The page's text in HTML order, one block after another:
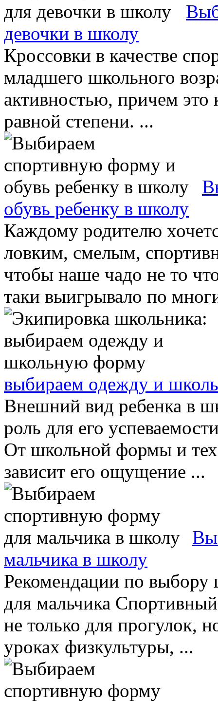
девочки в школу
Кроссовки в качестве
младшего школьного
активностью, причем это
равной степени. ...
обувь ребенку в школу
Каждому родителю
ловким, смелым,
чтобы наше чадо не то
таки выигрывало по
выбираем одежду и
Внешний вид ребенка в
роль для его
От школьной формы и тех
зависит его ощущение ...
мальчика в школу
Рекомендации по
для мальчика
не только для прогулок,
уроках физкультуры, ...